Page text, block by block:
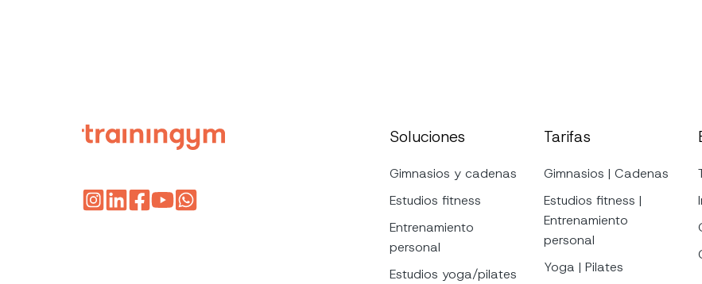
Soluciones
Gimnasios y cadenas
Estudios fitness
Entrenamiento
personal
Estudios yoga/pilates
Tarifas
Gimnasios | Cadenas
Estudios fitness |
Entrenamiento
personal
Yoga | Pilates